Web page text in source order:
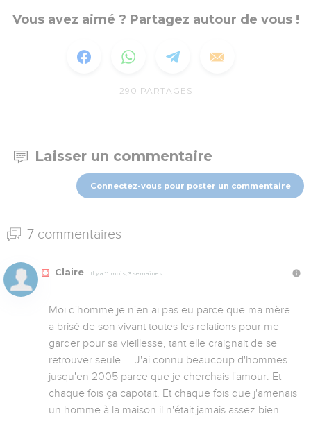
Vous avez aimé ? Partagez autour de vous !
290 PARTAGES
Laisser un commentaire
Connectez-vous pour poster un commentaire
7 commentaires
Claire Il y a 11 mois, 3 semaines
Moi d'homme je n'en ai pas eu parce que ma mère
a brisé de son vivant toutes les relations pour me
garder pour sa vieillesse, tant elle craignait de se
retrouver seule.... J'ai connu beaucoup d'hommes
jusqu'en 2005 parce que je cherchais l'amour. Et
chaque fois ça capotait. Et chaque fois que j'amenais
un homme à la maison il n'était jamais assez bien